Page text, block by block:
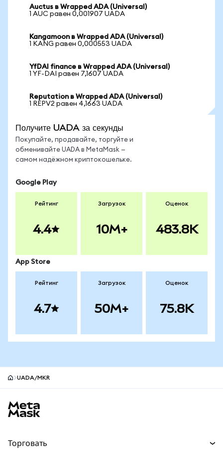
Auctus в Wrapped ADA (Universal)
1 AUC равен 0,001907 UADA
Kangamoon в Wrapped ADA (Universal)
1 KANG равен 0,000553 UADA
YfDAI finance в Wrapped ADA (Universal)
1 YF-DAI равен 7,1607 UADA
Reputation в Wrapped ADA (Universal)
1 REPV2 равен 4,1663 UADA
Получите UADA за секунды
Покупайте, продавайте, торгуйте и
обменивайте UADA в MetaMask —
самом надёжном криптокошельке.
Google Play
Рейтинг
4.4
Загрузок
10M+
Оценок
483.8K
App Store
Рейтинг
4.7
Загрузок
50M+
Оценок
75.8K
UADA/MKR
Торговать